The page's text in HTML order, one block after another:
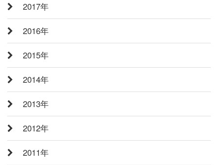
2017年
2016年
2015年
2014年
2013年
2012年
2011年